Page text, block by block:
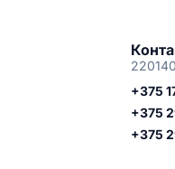
+375
+375
+375